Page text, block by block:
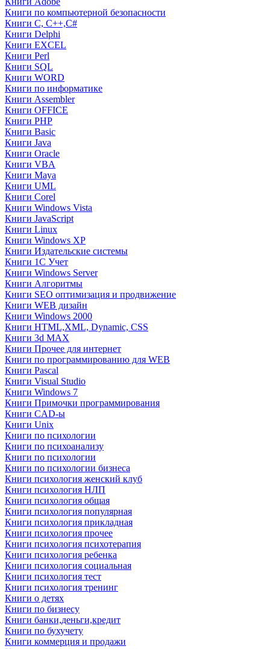
Книги по компьютерной безопасности
Книги C, C++,С#
Книги Delphi
Книги EXCEL
Книги Perl
Книги SQL
Книги WORD
Книги по информатике
Книги Assembler
Книги OFFICE
Книги PHP
Книги Basic
Книги Java
Книги Oracle
Книги VBA
Книги Maya
Книги UML
Книги Corel
Книги Windows Vista
Книги JavaScript
Книги Linux
Книги Windows XP
Книги Издательские системы
Книги 1C Учет
Книги Windows Server
Книги Алгоритмы
Книги SEO оптимизация и продвижение
Книги WEB дизайн
Книги Windows 2000
Книги HTML,XML, Dynamic, CSS
Книги 3d MAX
Книги Прочее для интернет
Книги по программированию для WEB
Книги Pascal
Книги Visual Studio
Книги Windows 7
Книги Примочки программирования
Книги CAD-ы
Книги Unix
Книги по психологии
Книги по психоанализу
Книги по психологии
Книги по психологии бизнеса
Книги психология женский клуб
Книги психология НЛП
Книги психология общая
Книги психология популярная
Книги психология прикладная
Книги психология прочее
Книги психология психотерапия
Книги психология ребенка
Книги психология социальная
Книги психология тест
Книги психология тренинг
Книги о детях
Книги по бизнесу
Книги банки,деньги,кредит
Книги по бухучету
Книги коммерция и продажи